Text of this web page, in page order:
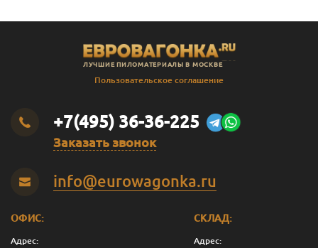
ЛУЧШИЕ ПИЛОМАТЕРИАЛЫ В МОСКВЕ
Пользовательское соглашение
+7(495) 36-36-225
Заказать звонок
info@eurowagonka.ru
ОФИС:
Адрес:
СКЛАД:
Адрес: